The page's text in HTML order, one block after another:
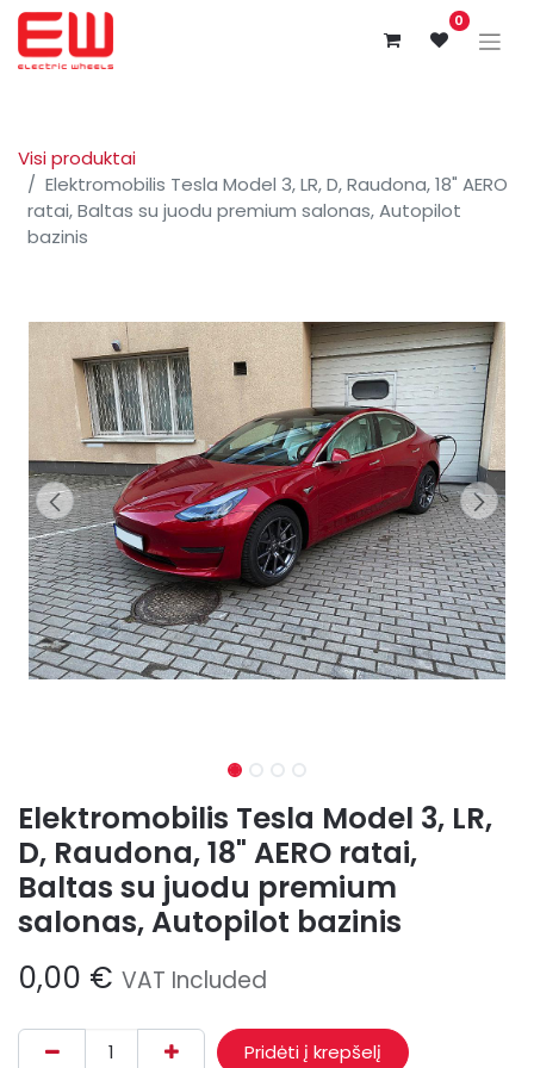
0
Visi produktai
Elektromobilis Tesla Model 3, LR, D, Raudona, 18" AERO
ratai, Baltas su juodu premium salonas, Autopilot
bazinis
Elektromobilis Tesla Model 3, LR,
D, Raudona, 18" AERO ratai,
Baltas su juodu premium
salonas, Autopilot bazinis
0,00 € VAT Included
Pridėti į krepšelį